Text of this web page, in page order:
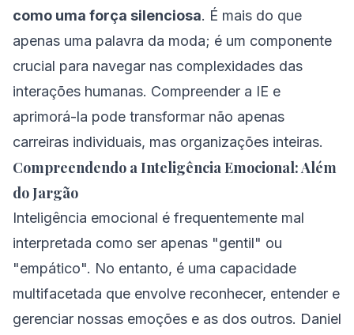
como uma força silenciosa. É mais do que
apenas uma palavra da moda; é um componente
crucial para navegar nas complexidades das
interações humanas. Compreender a IE e
aprimorá-la pode transformar não apenas
carreiras individuais, mas organizações inteiras.
Compreendendo a Inteligência Emocional: Além
do Jargão
Inteligência emocional é frequentemente mal
interpretada como ser apenas "gentil" ou
"empático". No entanto, é uma capacidade
multifacetada que envolve reconhecer, entender e
gerenciar nossas emoções e as dos outros. Daniel